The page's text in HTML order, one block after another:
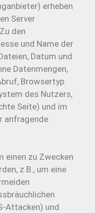
erheben
Server
den
und Name der
Datum und
Datenmengen,
Browsertyp
des Nutzers,
Seite) und im
anfragende
einen zu Zwecken
z.B., um eine
Attacken) und